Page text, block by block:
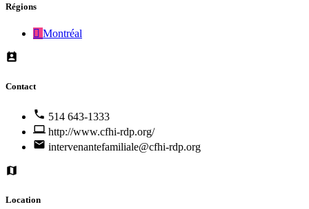
Régions
Montréal
Contact
514 643-1333
http://www.cfhi-rdp.org/
intervenantefamiliale@cfhi-rdp.org
Location